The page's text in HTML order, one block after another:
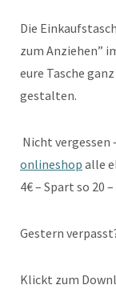
Die
zum Anziehen”
eure Tasche
gestalten.
Nicht vergessen
onlineshop alle
4€ – Spart so 20
Gestern
Klickt zum